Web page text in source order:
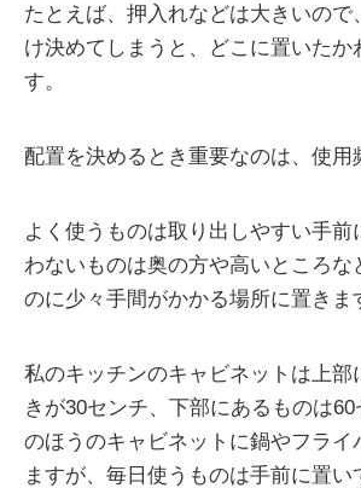
たとえば、押入れなどは大きいので
け決めてしまうと、どこに置いたか
す。
配置を決めるとき重要なのは、使用
よく使うものは取り出しやすい手前
わないものは奥の方や高いところな
のに少々手間がかかる場所に置きま
私のキッチンのキャビネットは上部
きが30センチ、下部にあるものは
のほうのキャビネットに鍋やフライ
ますが、毎日使うものは手前に置い